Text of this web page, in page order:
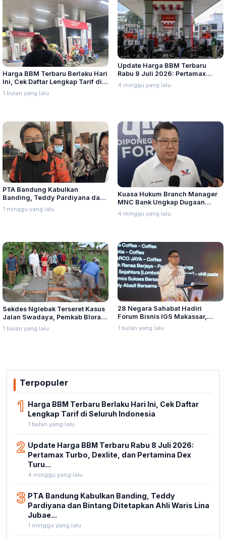
Harga BBM Terbaru Berlaku Hari
Ini, Cek Daftar Lengkap Tarif di
Seluruh Indonesia
1 bulan yang lalu
Update Harga BBM Terbaru
Rabu 8 Juli 2026: Pertamax
Turbo, Dexlite, dan Pertamina
Dex Turun
4 minggu yang lalu
PTA Bandung Kabulkan
Banding, Teddy Pardiyana dan
Bintang Ditetapkan Ahli Waris
Lina Jubaedah
1 minggu yang lalu
Kuasa Hukum Branch Manager
MNC Bank Ungkap Dugaan
Penganiayaan oleh Hary Tanoe
di MNC Towe
4 minggu yang lalu
Sekdes Nglebak Terseret Kasus
Jalan Swadaya, Pemkab Blora
Sebut Pendampingan Hukum
Bukan Kewenangannya
1 bulan yang lalu
28 Negara Sahabat Hadiri
Forum Bisnis IGS Makassar,
Munafri Tawarkan Investasi
Stadion Untia
1 bulan yang lalu
Terpopuler
1 Harga BBM Terbaru Berlaku Hari Ini, Cek Daftar
Lengkap Tarif di Seluruh Indonesia
1 bulan yang lalu
2 Update Harga BBM Terbaru Rabu 8 Juli 2026:
Pertamax Turbo, Dexlite, dan Pertamina Dex
Turu...
4 minggu yang lalu
3 PTA Bandung Kabulkan Banding, Teddy
Pardiyana dan Bintang Ditetapkan Ahli Waris Lina
Jubae...
1 minggu yang lalu